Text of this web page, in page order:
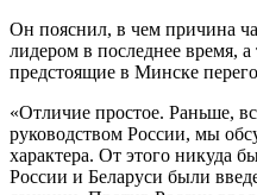
Он пояснил, в чем причина
лидером в последнее время, а
предстоящие в Минске
«Отличие простое. Раньше,
руководством России, мы
характера. От этого никуда
России и Беларуси были